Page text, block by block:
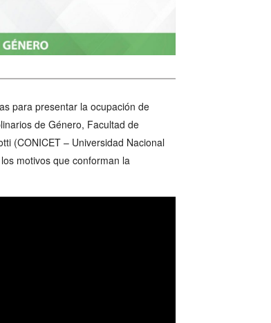
para presentar la ocupación de
de Género, Facultad de
(CONICET – Universidad Nacional
motivos que conforman la